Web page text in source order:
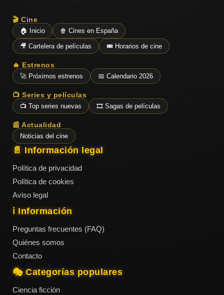
🎬 Cine
🏠 Inicio 🍿 Cines en España
🎥 Cartelera de películas 🎟️ Horarios de cine
🔥 Estrenos
🚀 Próximos estrenos 📅 Calendario 2026
📺 Series y películas
📺 Top series nuevas 🎞️ Sagas de películas
📰 Actualidad
Noticias del cine
📄 Información legal
Política de privacidad
Política de cookies
Aviso legal
ℹ️ Información
Preguntas frecuentes (FAQ)
Quiénes somos
Contacto
🎭 Categorías populares
Ciencia ficción